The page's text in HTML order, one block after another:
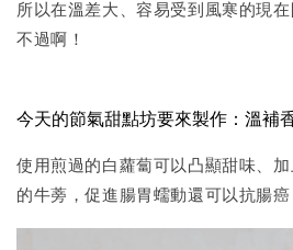
所以在溫差大、容易受到風寒的現
不過啊！
今天的節氣甜點坊要來製作： 溫補
使用煎過的白蘿蔔可以凸顯甜味、
的牛蒡，促進腸胃蠕動還可以抗腸癌